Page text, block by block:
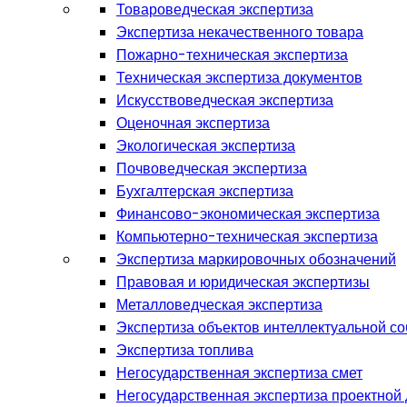
Товароведческая экспертиза
Экспертиза некачественного товара
Пожарно-техническая экспертиза
Техническая экспертиза документов
Искусствоведческая экспертиза
Оценочная экспертиза
Экологическая экспертиза
Почвоведческая экспертиза
Бухгалтерская экспертиза
Финансово-экономическая экспертиза
Компьютерно-техническая экспертиза
Экспертиза маркировочных обозначений
Правовая и юридическая экспертизы
Металловедческая экспертиза
Экспертиза объектов интеллектуальной
Экспертиза топлива
Негосударственная экспертиза смет
Негосударственная экспертиза